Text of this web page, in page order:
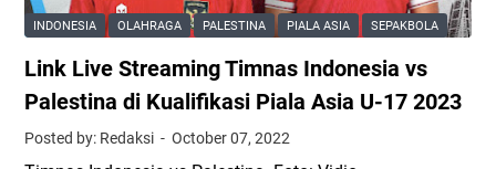
i
a
p
a
k
B
g
e
a
m
i
g
INDONESIA OLAHRAGA PALESTINA PIALA ASIA SEPAKBOLA
Link Live Streaming Timnas Indonesia vs
Palestina di Kualifikasi Piala Asia U-17 2023
Posted by: Redaksi October 07, 2022